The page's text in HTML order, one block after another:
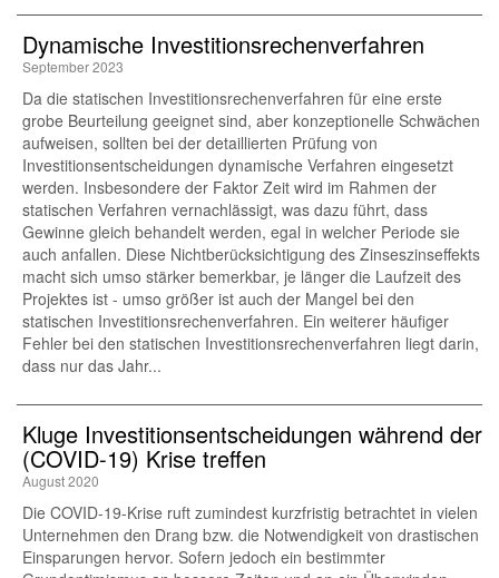
Dynamische Investitionsrechenverfahren
September 2023
Da die statischen Investitionsrechenverfahren für eine erste
grobe Beurteilung geeignet sind, aber konzeptionelle Schwächen
aufweisen, sollten bei der detaillierten Prüfung von
Investitionsentscheidungen dynamische Verfahren eingesetzt
werden. Insbesondere der Faktor Zeit wird im Rahmen der
statischen Verfahren vernachlässigt, was dazu führt, dass
Gewinne gleich behandelt werden, egal in welcher Periode sie
auch anfallen. Diese Nichtberücksichtigung des Zinseszinseffekts
macht sich umso stärker bemerkbar, je länger die Laufzeit des
Projektes ist - umso größer ist auch der Mangel bei den
statischen Investitionsrechenverfahren. Ein weiterer häufiger
Fehler bei den statischen Investitionsrechenverfahren liegt darin,
dass nur das Jahr...
Kluge Investitionsentscheidungen während der
(COVID-19) Krise treffen
August 2020
Die COVID-19-Krise ruft zumindest kurzfristig betrachtet in vielen
Unternehmen den Drang bzw. die Notwendigkeit von drastischen
Einsparungen hervor. Sofern jedoch ein bestimmter